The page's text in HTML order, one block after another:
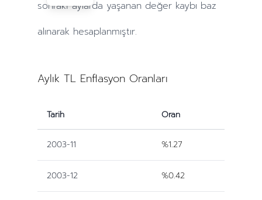
sonraki aylarda yaşanan değer kaybı baz
alınarak hesaplanmıştır.
Aylık TL Enflasyon Oranları
Tarih Oran
2003-11 %1.27
2003-12 %0.42